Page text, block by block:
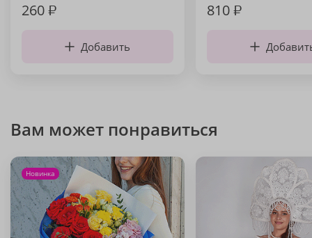
260₽
Добавить
810₽
Вам может понравиться
Новинка